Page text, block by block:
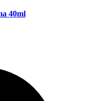
40ml